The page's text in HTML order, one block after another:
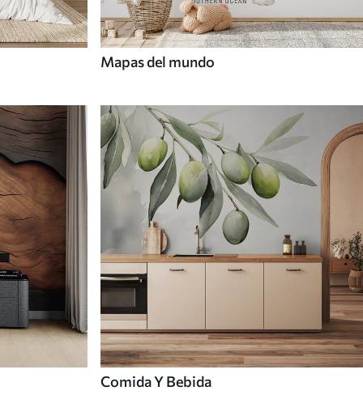
Mapas del mundo
Comida Y Bebida